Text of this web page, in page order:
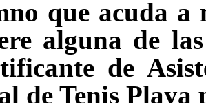
que acuda a
alguna de
de
de Tenis